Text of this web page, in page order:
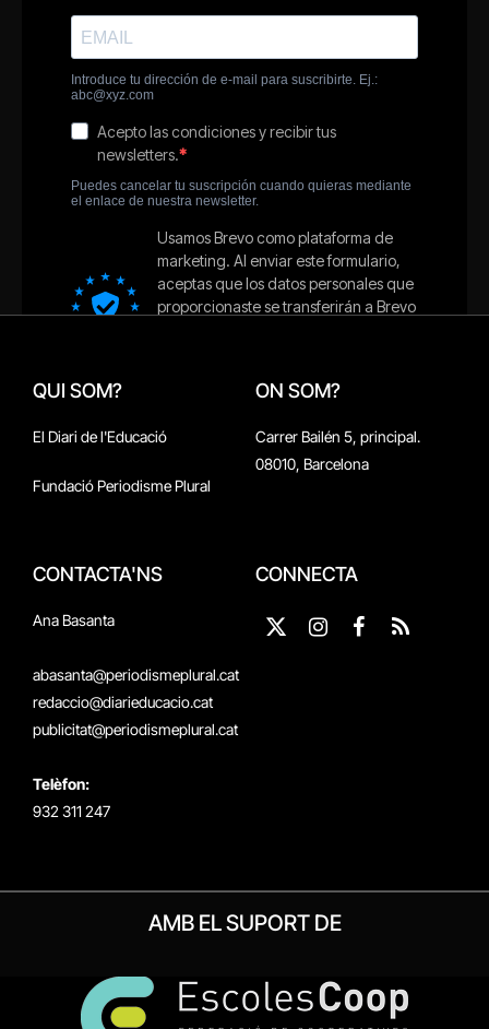
QUI SOM?
El Diari de l'Educació
Fundació Periodisme Plural
ON SOM?
Carrer Bailén 5, principal.
08010, Barcelona
CONTACTA'NS
Ana Basanta
abasanta@periodismeplural.cat
redaccio@diarieducacio.cat
publicitat@periodismeplural.cat
Telèfon:
932 311 247
CONNECTA
X
InstagramFacebook
RSS
AMB EL SUPORT DE